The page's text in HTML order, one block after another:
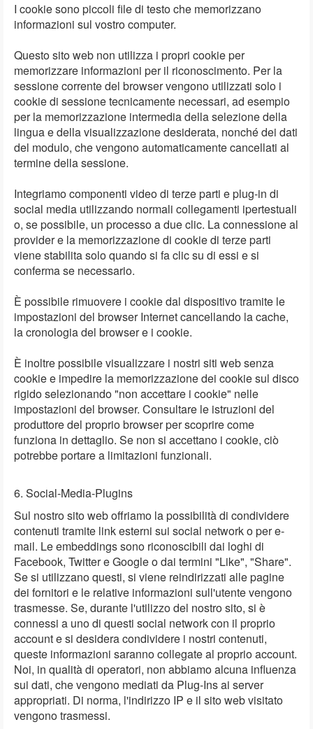
I cookie sono piccoli file di testo che memorizzano
informazioni sul vostro computer.
Questo sito web non utilizza i propri cookie per
memorizzare informazioni per il riconoscimento. Per la
sessione corrente del browser vengono utilizzati solo i
cookie di sessione tecnicamente necessari, ad esempio
per la memorizzazione intermedia della selezione della
lingua e della visualizzazione desiderata, nonché dei dati
del modulo, che vengono automaticamente cancellati al
termine della sessione.
Integriamo componenti video di terze parti e plug-in di
social media utilizzando normali collegamenti ipertestuali
o, se possibile, un processo a due clic. La connessione al
provider e la memorizzazione di cookie di terze parti
viene stabilita solo quando si fa clic su di essi e si
conferma se necessario.
È possibile rimuovere i cookie dal dispositivo tramite le
impostazioni del browser Internet cancellando la cache,
la cronologia del browser e i cookie.
È inoltre possibile visualizzare i nostri siti web senza
cookie e impedire la memorizzazione dei cookie sul disco
rigido selezionando "non accettare i cookie" nelle
impostazioni del browser. Consultare le istruzioni del
produttore del proprio browser per scoprire come
funziona in dettaglio. Se non si accettano i cookie, ciò
potrebbe portare a limitazioni funzionali.
6. Social-Media-Plugins
Sul nostro sito web offriamo la possibilità di condividere
contenuti tramite link esterni sui social network o per e-
mail. Le embeddings sono riconoscibili dai loghi di
Facebook, Twitter e Google o dai termini "Like", "Share".
Se si utilizzano questi, si viene reindirizzati alle pagine
dei fornitori e le relative informazioni sull'utente vengono
trasmesse. Se, durante l'utilizzo del nostro sito, si è
connessi a uno di questi social network con il proprio
account e si desidera condividere i nostri contenuti,
queste informazioni saranno collegate al proprio account.
Noi, in qualità di operatori, non abbiamo alcuna influenza
sui dati, che vengono mediati da Plug-Ins ai server
appropriati. Di norma, l'indirizzo IP e il sito web visitato
vengono trasmessi.